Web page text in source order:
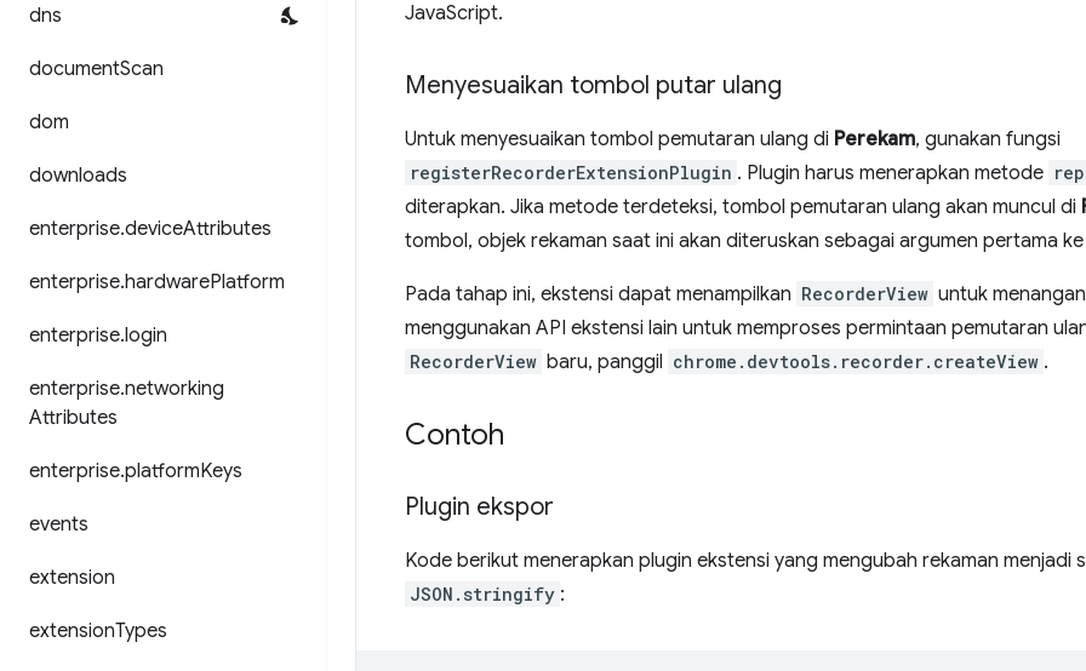
dns
documentScan
dom
downloads
enterprise.deviceAttributes
enterprise.hardwarePlatform
enterprise.login
enterprise.networking
Attributes
enterprise.platformKeys
events
extension
extensionTypes
JavaScript.
Menyesuaikan tombol putar ulang
Untuk menyesuaikan tombol pemutaran ulang di Perekam, gunakan fungsi
registerRecorderExtensionPlugin . Plugin harus menerapkan metode
diterapkan. Jika metode terdeteksi, tombol pemutaran ulang akan muncul di
tombol, objek rekaman saat ini akan diteruskan sebagai argumen pertama
Pada tahap ini, ekstensi dapat menampilkan RecorderView untuk
menggunakan API ekstensi lain untuk memproses permintaan pemutaran
RecorderView baru, panggil chrome.devtools.recorder.createView .
Contoh
Plugin ekspor
Kode berikut menerapkan plugin ekstensi yang mengubah rekaman menjadi
JSON.stringify :